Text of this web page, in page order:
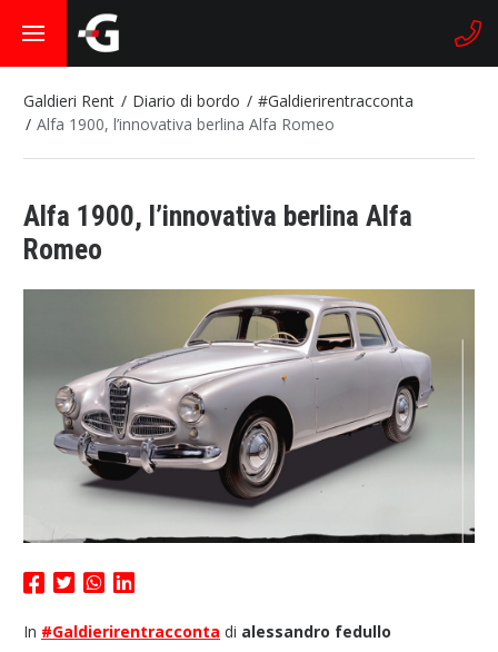
Galdieri Rent Diario di bordo
#Galdierirentracconta
Alfa 1900, l’innovativa berlina Alfa Romeo
Alfa 1900, l’innovativa berlina Alfa
Romeo
In #Galdierirentracconta di alessandro fedullo